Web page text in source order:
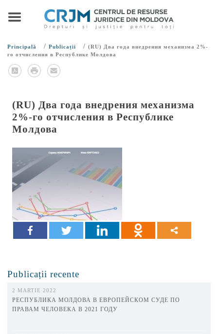
Principală / Publicații / (RU) Два года внедрения механизма 2%-
го отчисления в Республике Молдова
(RU) Два года внедрения механизма
2%-го отчисления в Республике
Молдова
Publicații recente
2 MARTIE 2022
РЕСПУБЛИКА МОЛДОВА В ЕВРОПЕЙСКОМ СУДЕ ПО
ПРАВАМ ЧЕЛОВЕКА В 2021 ГОДУ